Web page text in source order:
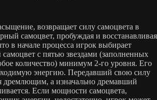
возвращает силу самоцвета в
самоцвет, пробуждая и восстанавливая
в начале процесса игрок выбирает
с пятью звездами (заполненных
количество) минимум 2-го уровня. Его
энергию. Передавший свою силу
дремлющим, а изначально дремавший
Если мощности самоцвета,